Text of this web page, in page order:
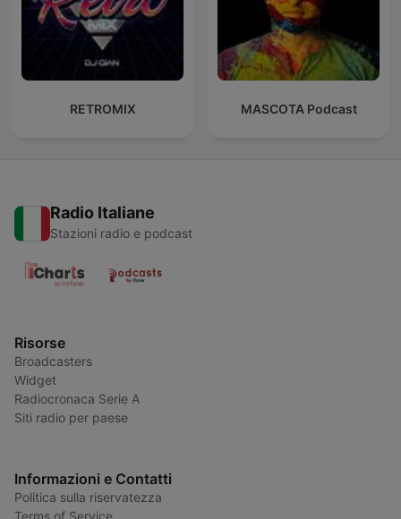
RETROMIX MASCOTA Podcast
Radio Italiane
Stazioni radio e podcast
Risorse
Broadcasters
Widget
Radiocronaca Serie A
Siti radio per paese
Informazioni e Contatti
Politica sulla riservatezza